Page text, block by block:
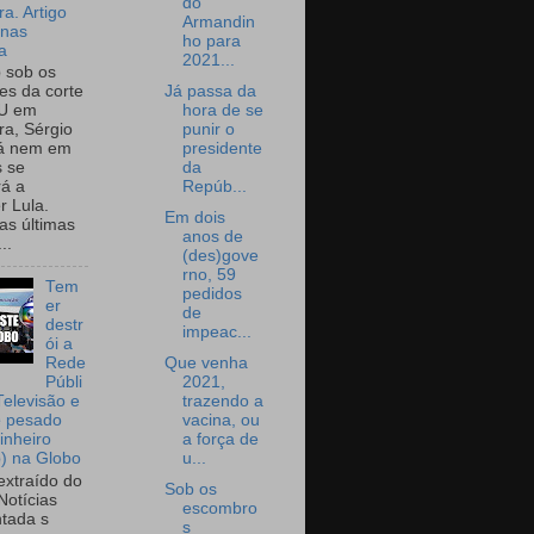
Artigo
sob os
da corte
em
Sérgio
nem em
se
a
Lula.
últimas
Tem
er
destr
ói a
Rede
Públi
e
pesado
na Globo
do
s
Armandin
ho para
2021...
Já passa da
hora de se
punir o
presidente
da
Repúb...
Em dois
anos de
(des)gove
rno, 59
pedidos
de
impeac...
Que venha
2021,
trazendo a
vacina, ou
a força de
u...
Sob os
escombro
s